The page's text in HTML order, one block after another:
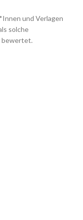
und Verlagen
solche
bewertet.